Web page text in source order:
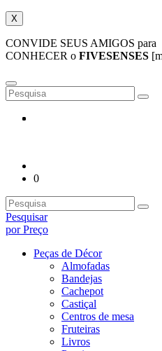
X
CONVIDE SEUS AMIGOS para
CONHECER o FIVESENSES
0
Pesquisar
por Preço
Peças de Décor
Almofadas
Bandejas
Cachepot
Castiçal
Centros de mesa
Fruteiras
Livros